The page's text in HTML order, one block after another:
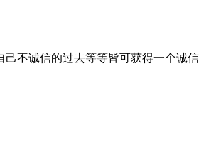
不诚信的过去等等皆可获得一个诚信